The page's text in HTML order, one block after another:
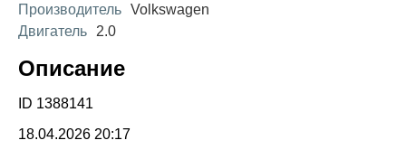
Производитель Volkswagen
Двигатель
2.0
Описание
ID 1388141
18.04.2026 20:17